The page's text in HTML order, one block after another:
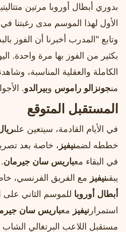
بدوري أبطال أوروبا مرتين
الأول لهذا الموسم مدى رغبتنا
وتابع "المدرب أخبرنا أن الفوز
بكثير من الفوز بها مرة واحدة.
الكاملة والعقلية المناسبة،
منجونزالو راموس وبيرالدو.
المستقبل المتوقع
في الأيام القادمة، سيتعين على
خططه لضمنيفيز ، خاصة بعد
في البقاء معباريس سان جيرمان
يبقىنيفيز مع الفريق الفرنسي،
أبطال أوروبا للموسم الثاني على
استمرار نيفيز معباريس سان
مستقبل اللاعب البرتغالي